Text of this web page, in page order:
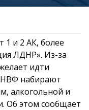
1 и 2 АК, более
ЛДНР». Из-за
идти
НВФ набирают
алкогольной и
Об этом сообщает